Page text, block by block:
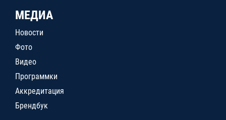
МЕДИА
Новости
Фото
Видео
Программки
Аккредитация
Брендбук